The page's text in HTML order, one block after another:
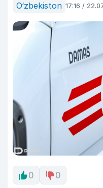
O‘zbekiston 17:16 /
0 0